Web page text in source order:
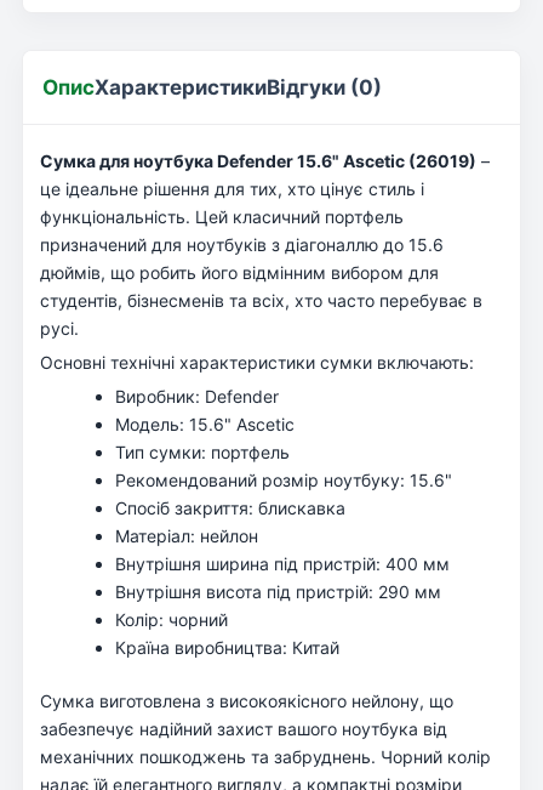
ОписХарактеристикиВідгуки (0)
Сумка для ноутбука Defender 15.6" Ascetic (26019) –
це ідеальне рішення для тих, хто цінує стиль і
функціональність. Цей класичний портфель
призначений для ноутбуків з діагоналлю до 15.6
дюймів, що робить його відмінним вибором для
студентів, бізнесменів та всіх, хто часто перебуває в
русі.
Основні технічні характеристики сумки включають:
Виробник: Defender
Модель: 15.6" Ascetic
Тип сумки: портфель
Рекомендований розмір ноутбуку: 15.6"
Спосіб закриття: блискавка
Матеріал: нейлон
Внутрішня ширина під пристрій: 400 мм
Внутрішня висота під пристрій: 290 мм
Колір: чорний
Країна виробництва: Китай
Сумка виготовлена з високоякісного нейлону, що
забезпечує надійний захист вашого ноутбука від
механічних пошкоджень та забруднень. Чорний колір
надає їй елегантного вигляду, а компактні розміри